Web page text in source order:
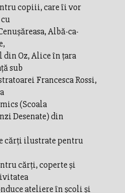
copiii, care îi vor
Albă-ca-
Oz, Alice în ţara
sub
Francesca Rossi,
(Scoala
Desenate) din
cărţi ilustrate pentru
cărţi, coperte şi
ateliere în şcoli şi